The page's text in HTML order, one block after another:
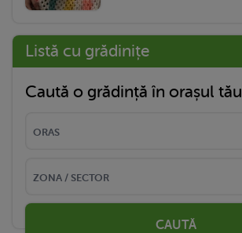
Listă cu grădinițe
Caută o grădință în orașul tău
CAUTĂ